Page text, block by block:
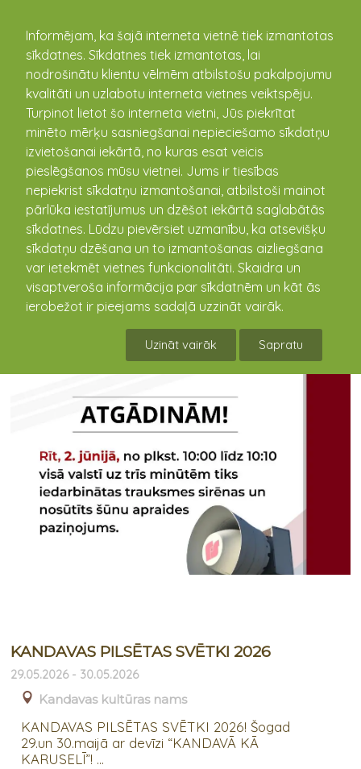
Informējam, ka šajā interneta vietnē tiek izmantotas
sīkdatnes. Sīkdatnes tiek izmantotas, lai
nodrošinātu klientu vēlmēm atbilstošu pakalpojumu
kvalitāti un uzlabotu interneta vietnes veiktspēju.
Turpinot lietot šo interneta vietni, Jūs piekrītat
minēto mērķu sasniegšanai nepieciešamo sīkdatņu
izvietošanai iekārtā, no kuras esat veicis
pieslēgšanos mūsu vietnei. Jums ir tiesības
nepiekrist sīkdatņu izmantošanai, atbilstoši mainot
pārlūka iestatījumus un dzēšot iekārtā saglabātās
sīkdatnes. Lūdzu pievērsiet uzmanību, ka atsevišķu
sīkdatņu dzēšana un to izmantošanas aizliegšana
var ietekmēt vietnes funkcionalitāti. Skaidra un
visaptveroša informācija par sīkdatnēm un kāt ās
ierobežot ir pieejams sadaļā uzzināt vairāk.
Uzināt vairāk Sapratu
kandava.lv
Aktualitātes
2.jūnijā, Valsts ugunsdzēsības un glābšanas
dienests veiks trauksmes sirēnu pārbaudi
visā Latvijas teritorijā
01.06.2026
Atgādinām! Rīt, 2.jūnijā, Valsts ugunsdzēsības un
visā Latvijas teritorijā. Tā būs kārtējā trauksmes ...
KANDAVAS PILSĒTAS SVĒTKI 2026
29.05.2026 - 30.05.2026
Kandavas kultūras nams
KANDAVAS PILSĒTAS SVĒTKI 2026! Šogad
29.un 30.maijā ar devīzi “KANDAVĀ KĀ
KARUSELĪ”! ...